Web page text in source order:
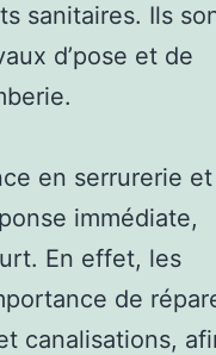
sanitaires. Ils
d’pose et de
en serrurerie et
immédiate,
En effet, les
de
canalisations,